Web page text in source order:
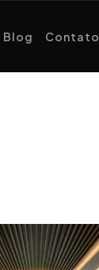
Blog Contato